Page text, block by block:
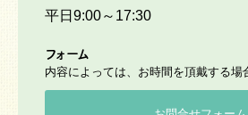
平日9:00～17:30
フォーム
内容によっては、お時間を頂戴する場